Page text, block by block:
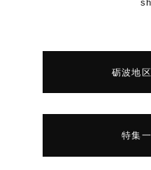
砺波地
特集